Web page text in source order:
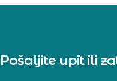
Pošaljite upit ili